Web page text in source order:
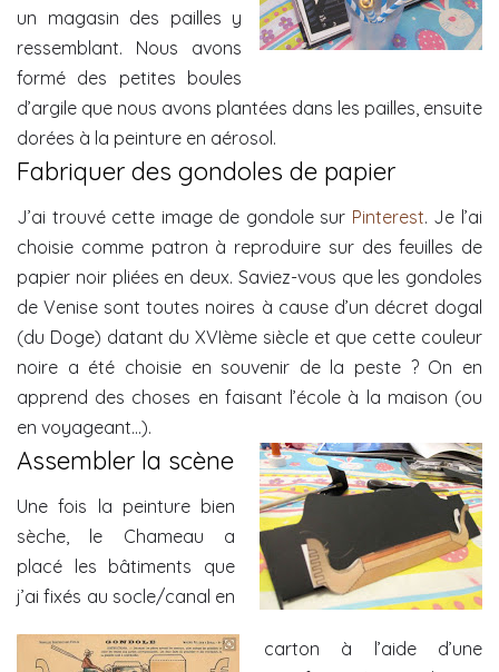
un magasin des pailles y
ressemblant. Nous avons
formé des petites boules
d’argile que nous avons plantées dans les pailles, ensuite
dorées à la peinture en aérosol.
Fabriquer des gondoles de papier
J’ai trouvé cette image de gondole sur Pinterest. Je l’ai
choisie comme patron à reproduire sur des feuilles de
papier noir pliées en deux. Saviez-vous que les gondoles
de Venise sont toutes noires à cause d’un décret dogal
(du Doge) datant du XVIème siècle et que cette couleur
noire a été choisie en souvenir de la peste ? On en
apprend des choses en faisant l’école à la maison (ou
en voyageant…).
Assembler la scène
Une fois la peinture bien
sèche, le Chameau a
placé les bâtiments que
j’ai fixés au socle/canal en
carton à l’aide d’une